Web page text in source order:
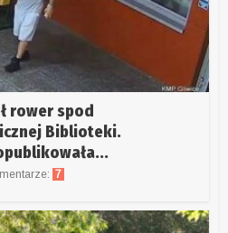
rower spod
Biblioteki.
7